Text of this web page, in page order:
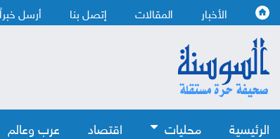
الأخبار المقالات إتصل بنا أرسل خبراً
الرئيسية محليات اقتصاد عرب وعالم